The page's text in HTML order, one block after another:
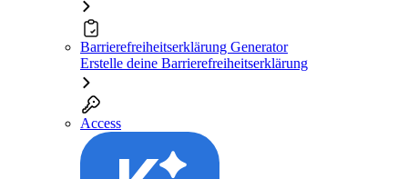
Barrierefreiheitserklärung Generator
Erstelle deine Barrierefreiheitserklärung
Access